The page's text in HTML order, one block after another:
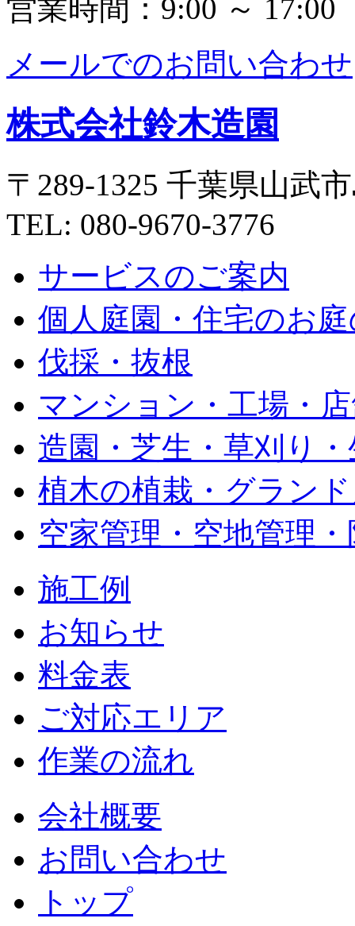
営業時間：9:00 ～ 17:00
メールでのお問い合わせ
株式会社鈴木造園
〒289-1325 千葉県山武
TEL: 080-9670-3776
サービスのご案内
個人庭園・住宅のお
伐採・抜根
マンション・工場・
造園・芝生・草刈り
植木の植栽・グラン
空家管理・空地管理
施工例
お知らせ
料金表
ご対応エリア
作業の流れ
会社概要
お問い合わせ
トップ